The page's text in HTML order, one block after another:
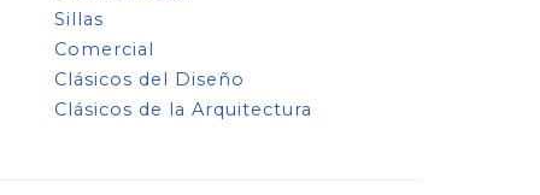
Sillas
Comercial
Clásicos del Diseño
Clásicos de la Arquitectura